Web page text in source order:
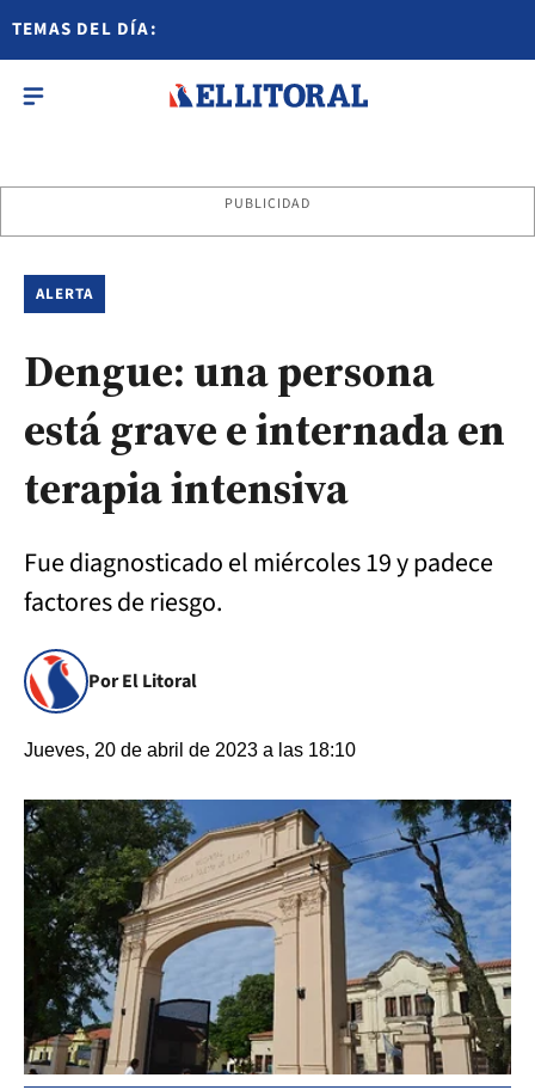
TEMAS DEL DÍA:
PUBLICIDAD
ALERTA
Dengue: una persona
está grave e internada en
terapia intensiva
Fue diagnosticado el miércoles 19 y padece
factores de riesgo.
Por El Litoral
Jueves, 20 de abril de 2023 a las 18:10